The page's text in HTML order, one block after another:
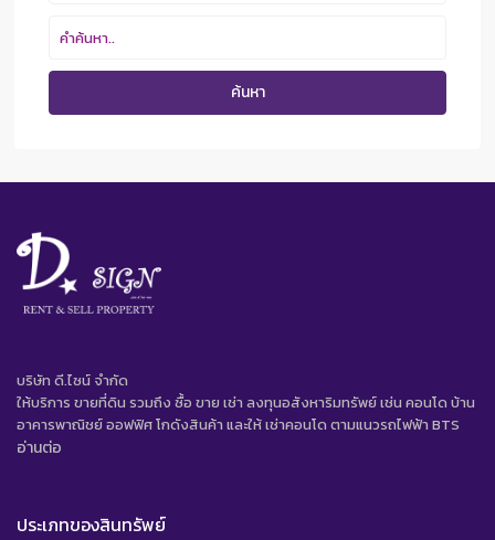
ค้นหา
บริษัท ดี.ไซน์ จํากัด
ให้บริการ ขายที่ดิน รวมถึง ซื้อ ขาย เช่า ลงทุนอสังหาริมทรัพย์ เช่น คอนโด บ้าน
อาคารพาณิชย์ ออฟฟิศ โกดังสินค้า และให้ เช่าคอนโด ตามแนวรถไฟฟ้า BTS
อ่านต่อ
ประเภทของสินทรัพย์